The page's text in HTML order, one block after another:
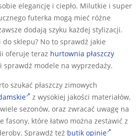
elegancję i ciepło. Milutkie i super
futerka mogą mieć różne
dodają szyku każdej stylizacji.
do sklepu? No to sprawdź jakie
oferuje teraz hurtownia płaszczy
i sprawdź modele na wyprzedaży.
szukać płaszczy zimowych
z wysokiej jakości materiałów,
sezonów, oraz zwracać uwagę na
fasony, które łatwo można zestawić z
Sprawdź też butik opinie